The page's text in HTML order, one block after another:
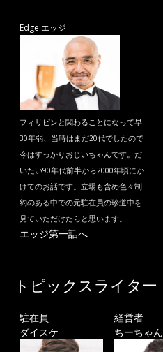
Edge エッジ
フィリピンと関わることになって早
30年弱、当時はまだ20代でしたので
今はすっかりおじいちゃんです。だ
いたい90年代前半から2000年頃にか
けてのお話です。立場も含め色々制
約のある中での元駐在員の珍道中を
見ていただけたらと思います。
エッジ第一話へ
トピックスライター
駐在員
ダイスケ
経営者
ちーちゃん